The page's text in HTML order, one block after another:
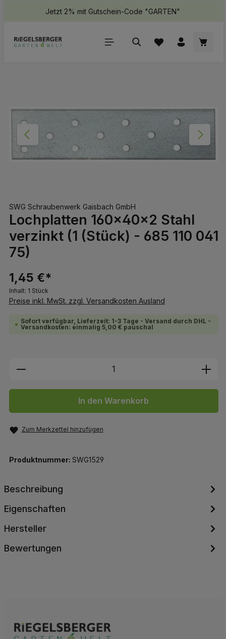
springenJetzt 2% mit Gutschein-Code "GARTEN"
SWG Schraubenwerk Gaisbach GmbH
Lochplatten 160x40x2 Stahl
verzinkt (1 (Stück) - 685 110 041
75)
1,45 €*
Inhalt: 1 Stück
Preise inkl. MwSt. zzgl. Versandkosten Ausland
Sofort verfügbar, Lieferzeit: 1-3 Tage - Versand durch DHL -
Versandkosten: einmalig 5,00 € pauschal
Produkt Anzahl: Gib den
In den Warenkorb
Zum Merkzettel hinzufügen
Produktnummer: SWG1529
Beschreibung
Eigenschaften
Hersteller
Bewertungen